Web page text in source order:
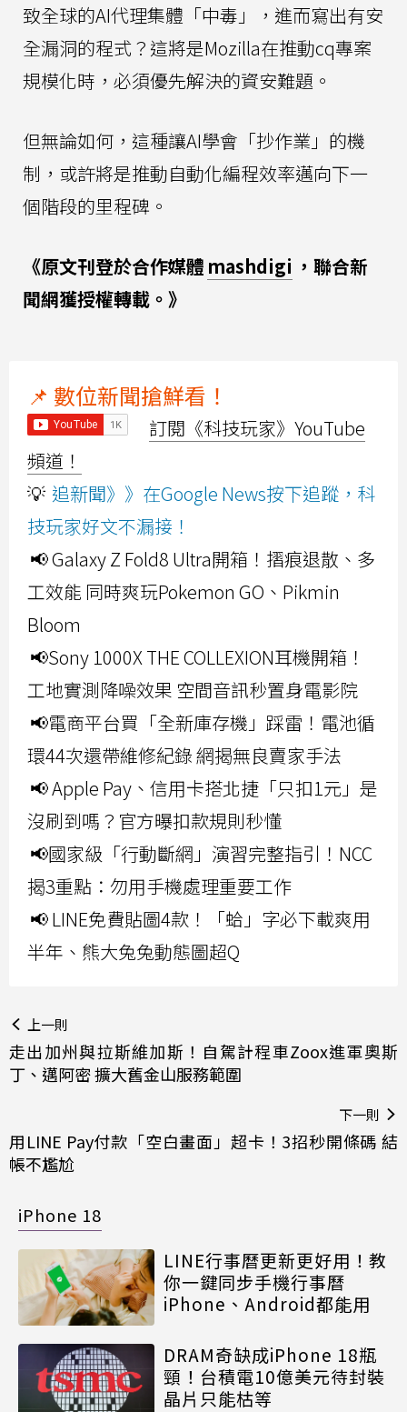
致全球的AI代理集體「中毒」，進而寫出有安
全漏洞的程式？這將是Mozilla在推動cq專案
規模化時，必須優先解決的資安難題。
但無論如何，這種讓AI學會「抄作業」的機
制，或許將是推動自動化編程效率邁向下一
個階段的里程碑。
《原文刊登於合作媒體 mashdigi ，聯合新
聞網獲授權轉載。》
📌 數位新聞搶鮮看！
訂閱《科技玩家》YouTube
頻道！
💡 追新聞》》在Google News按下追蹤，科
技玩家好文不漏接！
📢 Galaxy Z Fold8 Ultra開箱！摺痕退散、多
工效能 同時爽玩Pokemon GO、Pikmin
Bloom
📢Sony 1000X THE COLLEXION耳機開箱！
工地實測降噪效果 空間音訊秒置身電影院
📢電商平台買「全新庫存機」踩雷！電池循
環44次還帶維修紀錄 網揭無良賣家手法
📢 Apple Pay、信用卡搭北捷「只扣1元」是
沒刷到嗎？官方曝扣款規則秒懂
📢國家級「行動斷網」演習完整指引！NCC
揭3重點：勿用手機處理重要工作
📢 LINE免費貼圖4款！「蛤」字必下載爽用
半年、熊大兔兔動態圖超Q
上一則
走出加州與拉斯維加斯！自駕計程車Zoox進軍奧斯
丁、邁阿密 擴大舊金山服務範圍
下一則
用LINE Pay付款「空白畫面」超卡！3招秒開條碼 結
帳不尷尬
iPhone 18
LINE行事曆更新更好用！教
你一鍵同步手機行事曆
iPhone、Android都能用
DRAM奇缺成iPhone 18瓶
頸！台積電10億美元待封裝
晶片只能枯等